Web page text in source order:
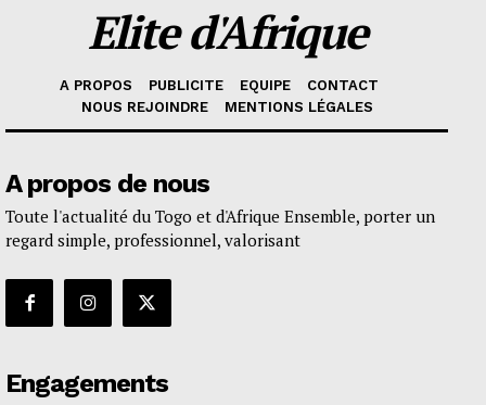
Elite d'Afrique
A PROPOS PUBLICITE EQUIPE
CONTACT
NOUS REJOINDRE
MENTIONS LÉGALES
A propos de nous
Toute l'actualité du Togo et d'Afrique Ensemble, porter un
regard simple, professionnel, valorisant
Engagements